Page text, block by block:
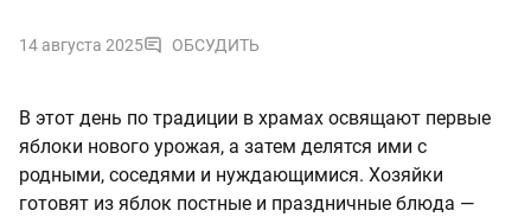
14 августа 2025 ОБСУДИТЬ
В этот день по традиции в храмах освящают первые
яблоки нового урожая, а затем делятся ими с
родными, соседями и нуждающимися. Хозяйки
готовят из яблок постные и праздничные блюда —